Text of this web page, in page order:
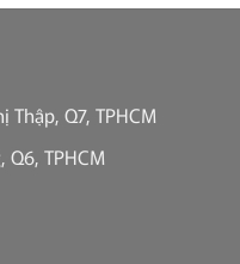
Q7, TPHCM
TPHCM